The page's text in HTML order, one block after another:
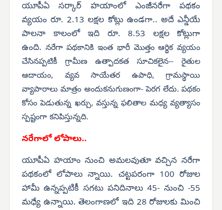
యూపీఏ సర్కార్ హయాంలో ఎంజీనరేగా పథకం
వ్యయం రూ. 2.13 లక్షల కోట్లు ఉండగా.. అదే ఎన్డీయే
పాలనా కాలంలో ఇది రూ. 8.53 లక్షల కోట్లుగా
ఉంది. నరేగా పథకానికి ఇంత భారీ మొత్తం ఆర్థిక వ్యయం
చేసినప్పటికీ గ్రామీణ ఉత్పాదకత సూచికలైన-- రైతుల
ఆదాయం, వ్యవ సాయేతర ఉపాధి, గ్రామస్థాయి
వ్యాపారాలు మాత్రం అందుకనుగుణంగా- పెరగ లేదు. పథకం
కోసం పెడుతున్న ఖర్చు, వస్తున్న ఫలితాల మధ్య వ్యత్యాసం
స్పష్టంగా కనిపిస్తున్నది.
నరేగాలో లోపాలు..
యూపీఏ హయాం నుంచి అమలవుతూ వచ్చిన నరేగా
పథకంలో లోపాలు న్నాయి. చట్టపరంగా 100 రోజుల
హామీ ఉన్నప్పటికీ సగటు పనిదినాలు 45- నుంచి -55
మధ్యే ఉన్నాయి. తెలంగాణలో ఇది 28 రోజులకు మించి